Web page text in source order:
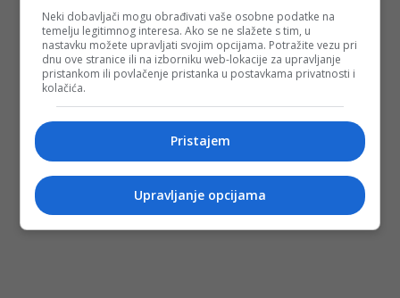
Neki dobavljači mogu obrađivati vaše osobne podatke na
temelju legitimnog interesa. Ako se ne slažete s tim, u
nastavku možete upravljati svojim opcijama. Potražite vezu pri
dnu ove stranice ili na izborniku web-lokacije za upravljanje
pristankom ili povlačenje pristanka u postavkama privatnosti i
kolačića.
Pristajem
Upravljanje opcijama